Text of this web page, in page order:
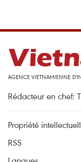
AGENCE VIETNAMIENNE
Rédacteur en chef:
Propriété
RSS